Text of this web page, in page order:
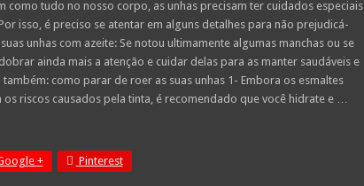
como tudo no nosso corpo, as unhas precisam ter cuidados especiais
isso, é preciso se atentar em alguns detalhes para não prejudicá-
unhas com azeite: Se notou ultimamente algumas manchas ou se
ainda mais a atenção e cuidar delas para as manter saudáveis e
como parar de roer as suas unhas 1- Embora os esmaltes
riscos causados pela tinta, é recomendado que você hidrate e …
+ Pinterest